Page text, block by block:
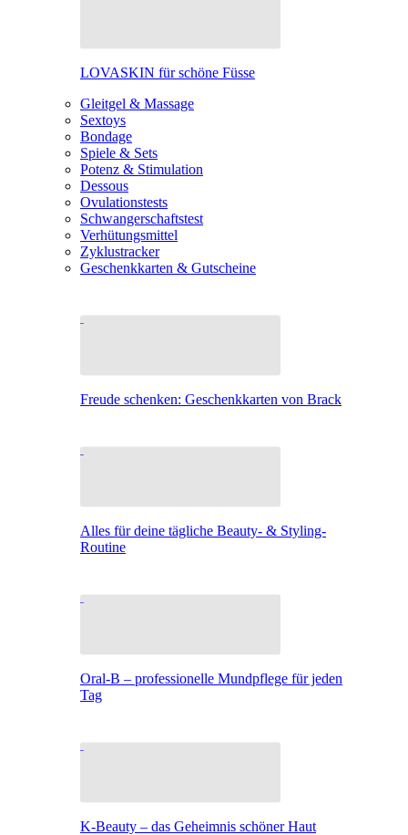
LOVASKIN für schöne Füsse
Gleitgel & Massage
Sextoys
Bondage
Spiele & Sets
Potenz & Stimulation
Dessous
Ovulationstests
Schwangerschaftstest
Verhütungsmittel
Zyklustracker
Geschenkkarten & Gutscheine
Freude schenken: Geschenkkarten von Brack
Alles für deine tägliche Beauty- & Styling-
Routine
Oral-B – professionelle Mundpflege für jeden
Tag
K-Beauty – das Geheimnis schöner Haut